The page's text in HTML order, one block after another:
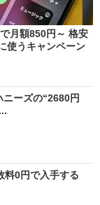
月額850円～ 格安
使うキャンペーン
ーズの“2680円
料0円で入手する